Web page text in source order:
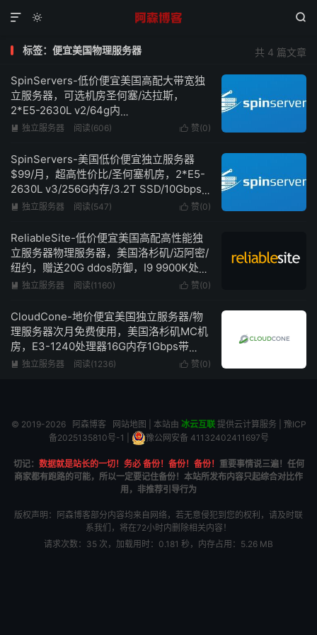
 

共 4 篇文章
标签：便宜美国物理服务器
SpinServers-低价便宜美国高配大带宽独
立服务器，可选机房圣何塞/达拉斯，
2*E5-2630L v2/64g内
存/1.6TSSD/10Gbps超大带宽低至$89/月
 赞(0)
 独立服务器 阅读(606)
SpinServers-美国低价便宜独立服务器
$99/月，超高性价比/圣何塞机房，2*E5-
2630L v3/256G内存/3.2T SSD/10Gbps
超大带宽
 赞(0)
 独立服务器 阅读(547)
ReliableSite-低价便宜美国高配高性能独
立服务器物理服务器，美国洛杉矶/迈阿密/
纽约，赠送20G ddos防御，I9 9900K处理
器12G内存1Gbps带宽不限流量仅需109美
 赞(0)
 独立服务器 阅读(1160)
CloudCone-地价便宜美国独立服务器/物
理服务器次月免费使用，美国洛杉矶MC机
房，E3-1240处理器16G内存1Gbps带
宽/100Mbps带宽不限流量仅需68美元/月
 赞(0)
 独立服务器 阅读(1236)
© 2019-2026 阿森博客 网站地图 | 本站由 冰云互联提供云计算服务 | 豫ICP
备2025135810号-1
豫公网安备 41132402411697号
切记： 数据就是站长的一切！务必 备份！备份！备份！ 重要事情说三遍！任何
商家都有跑路的可能，所以一定要记住备份！本站所发布内容只起综合对比作
用，非推荐引导行为
版权声明：阿森博客部分内容均来自网络，若无意侵犯到您的权利，请及时联
系我们，将在72小时内删除相关内容！
请求次数：35 次，加载用时：0.181 秒，内存占用：5.26 MB